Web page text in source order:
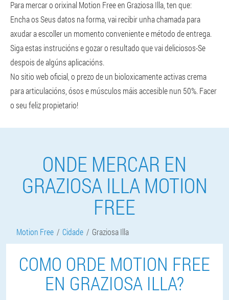
Para mercar o orixinal Motion Free en Graziosa Illa, ten que:
Encha os Seus datos na forma, vai recibir unha chamada para
axudar a escoller un momento conveniente e método de entrega.
Siga estas instrucións e gozar o resultado que vai deliciosos-Se
despois de algúns aplicacións.
No sitio web oficial, o prezo de un bioloxicamente activas crema
para articulacións, ósos e músculos máis accesible nun 50%. Facer
o seu feliz propietario!
ONDE MERCAR EN
GRAZIOSA ILLA MOTION
FREE
Motion Free Cidade Graziosa Illa
COMO ORDE MOTION FREE
EN GRAZIOSA ILLA?